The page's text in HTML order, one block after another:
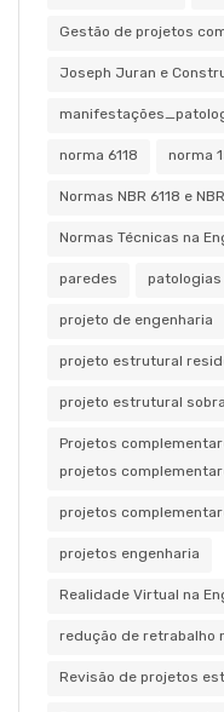
Gestão de projetos
Joseph Juran e
norma 6118 norma
Normas NBR 6118 e
Normas Técnicas na
paredes patologias
projeto de engenharia
projeto estrutural
projeto estrutural
Projetos
projetos
projetos
projetos engenharia
Realidade Virtual na
redução de retrabalho
Revisão de projetos